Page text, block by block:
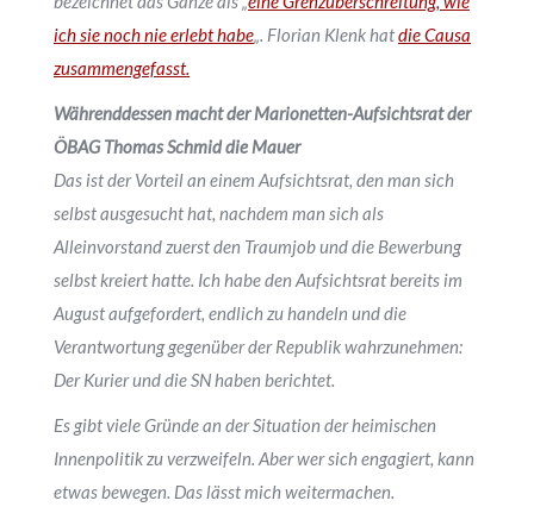
ich sie noch nie erlebt habe„. Florian Klenk hatdie Causa
zusammengefasst.
Währenddessen macht der Marionetten-Aufsichtsrat der
ÖBAG Thomas Schmid die Mauer
Das ist der Vorteil an einem Aufsichtsrat, den man sich
selbst ausgesucht hat, nachdem man sich als
Alleinvorstand zuerst den Traumjob und die Bewerbung
selbst kreiert hatte. Ich habe den Aufsichtsrat bereits im
August aufgefordert, endlich zu handeln und die
Verantwortung gegenüber der Republik wahrzunehmen:
Der Kurier und die SN haben berichtet.
Es gibt viele Gründe an der Situation der heimischen
Innenpolitik zu verzweifeln. Aber wer sich engagiert, kann
etwas bewegen. Das lässt mich weitermachen.